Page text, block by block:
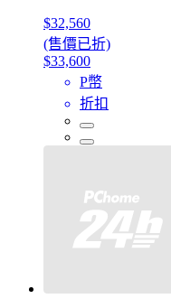
$32,560
(售價已折)
$33,600
P幣
折扣